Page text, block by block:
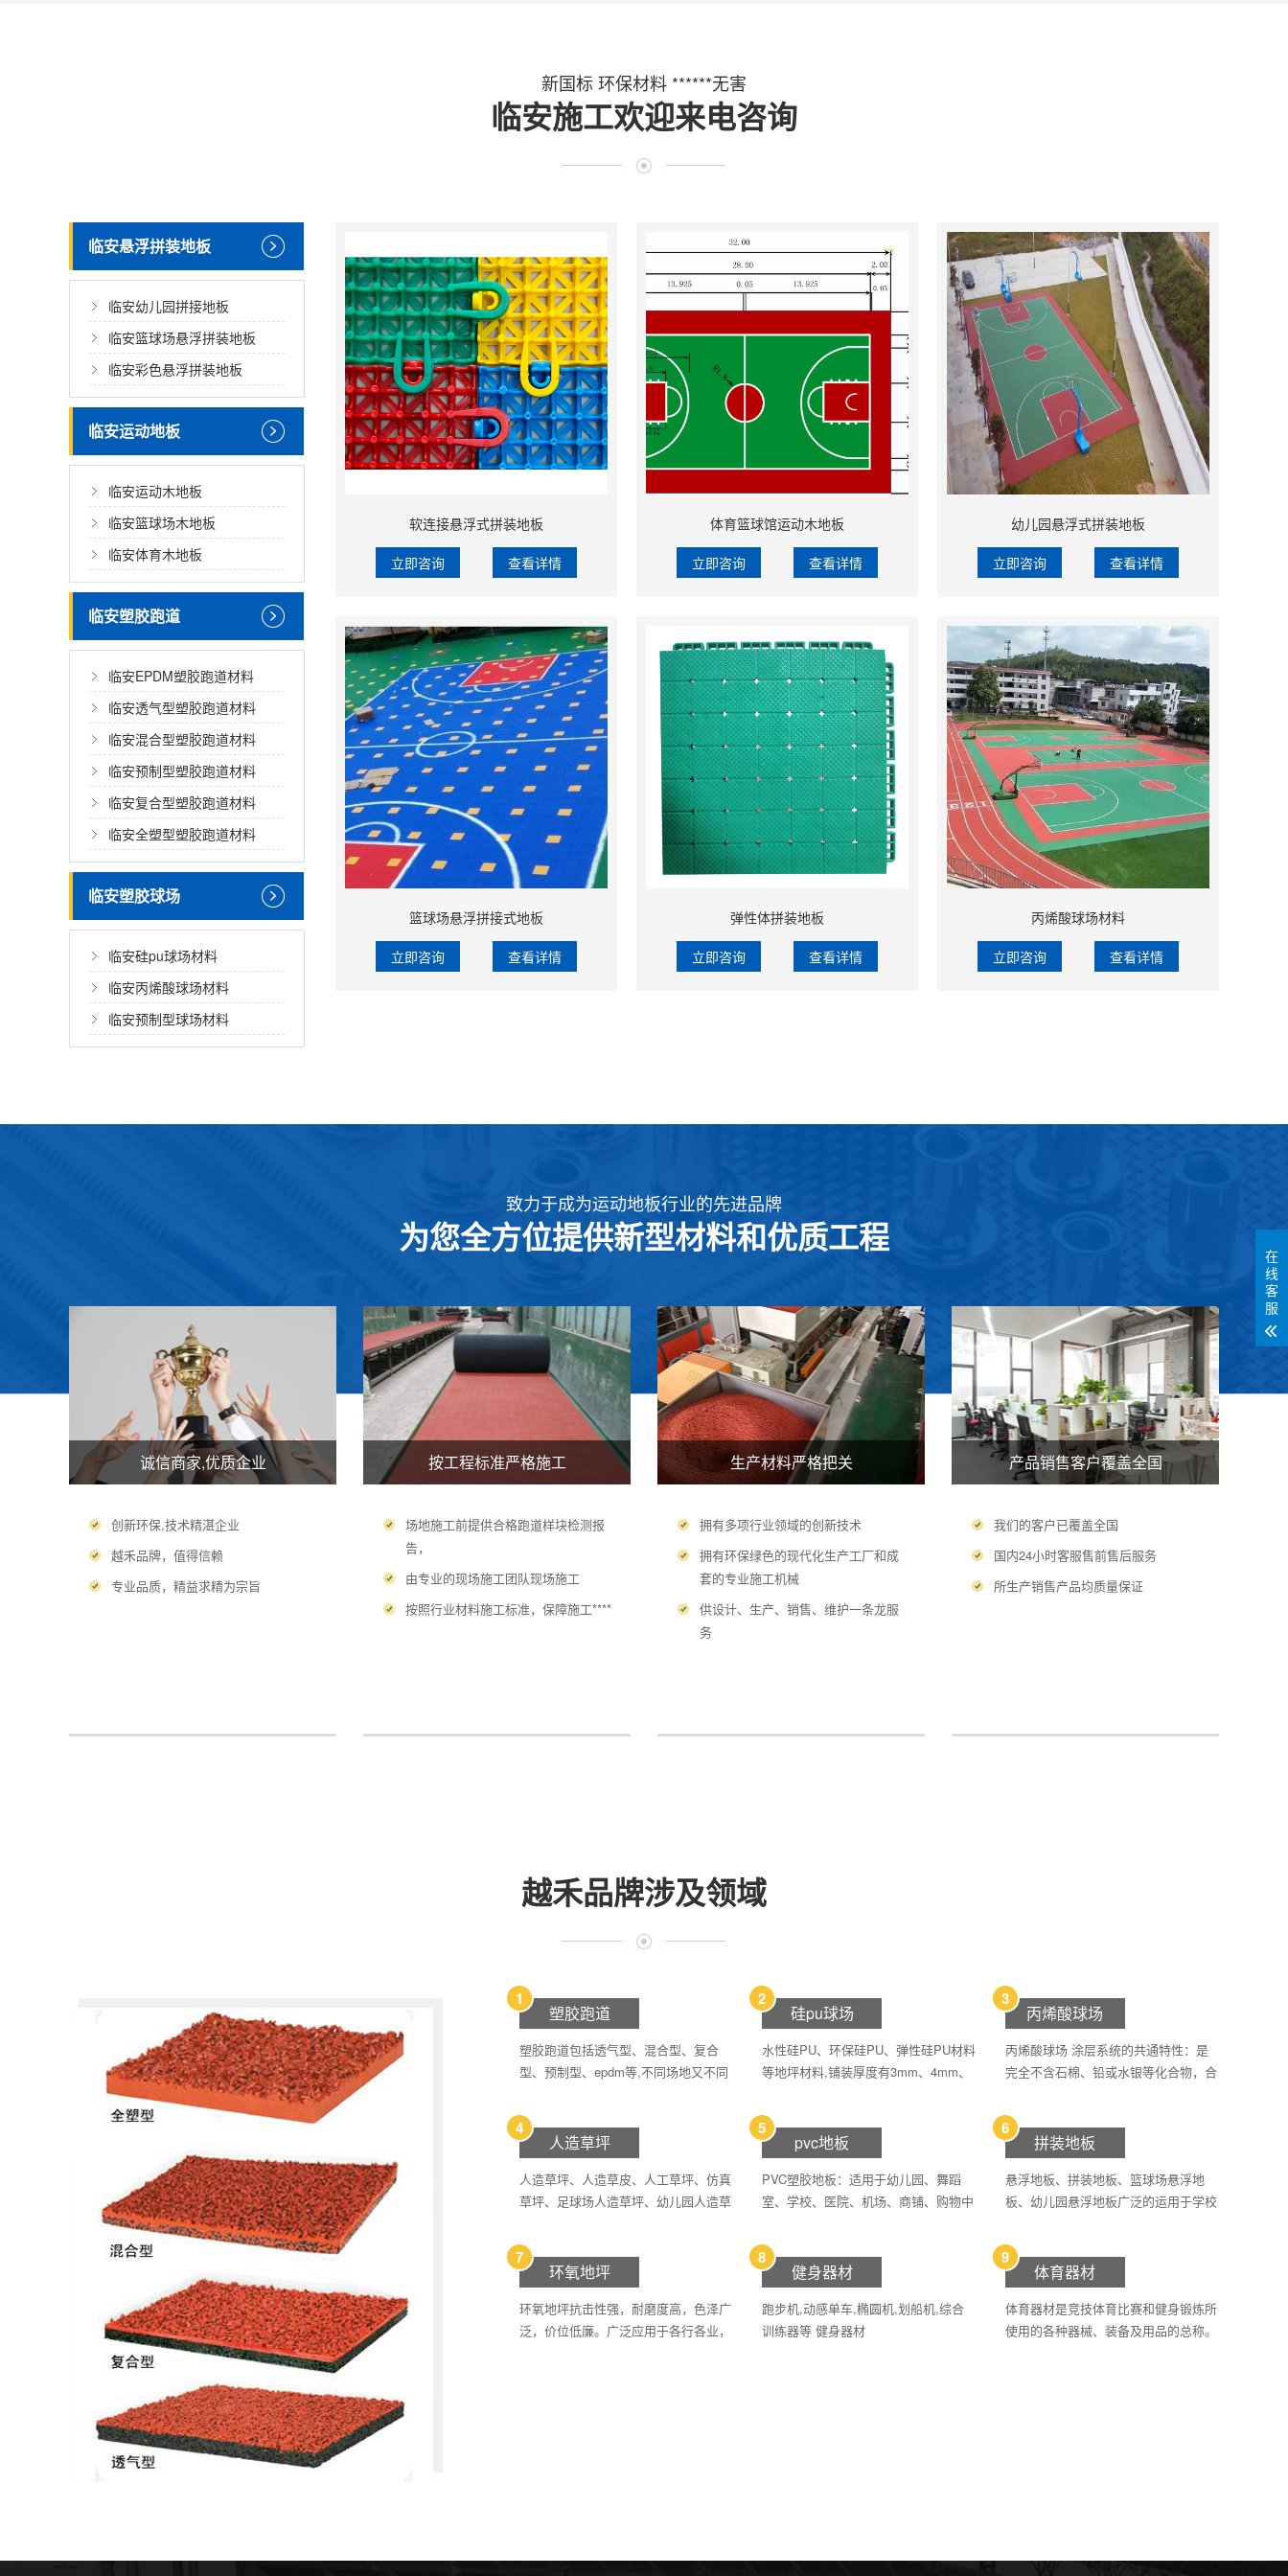
新国标 环保材料 ******无害
临安施工欢迎来电咨询
临安悬浮拼装地板
临安幼儿园拼接地板
临安篮球场悬浮拼装地板
临安彩色悬浮拼装地板
临安运动地板
临安运动木地板
临安篮球场木地板
临安体育木地板
临安塑胶跑道
临安EPDM塑胶跑道材料
临安透气型塑胶跑道材料
临安混合型塑胶跑道材料
临安预制型塑胶跑道材料
临安复合型塑胶跑道材料
临安全塑型塑胶跑道材料
临安塑胶球场
临安硅pu球场材料
临安丙烯酸球场材料
临安预制型球场材料
软连接悬浮式拼装地板
立即咨询 查看详情
体育篮球馆运动木地板
立即咨询 查看详情
幼儿园悬浮式拼装地板
立即咨询 查看详情
篮球场悬浮拼接式地板
立即咨询 查看详情
弹性体拼装地板
立即咨询 查看详情
丙烯酸球场材料
立即咨询 查看详情
致力于成为运动地板行业的先进品牌
为您全方位提供新型材料和优质工程
诚信商家,优质企业
创新环保,技术精湛企业
越禾品牌，值得信赖
专业品质，精益求精为宗旨
按工程标准严格施工
场地施工前提供合格跑道样块检测报
告，
由专业的现场施工团队现场施工
按照行业材料施工标准，保障施工****
生产材料严格把关
拥有多项行业领域的创新技术
拥有环保绿色的现代化生产工厂和成
套的专业施工机械
供设计、生产、销售、维护一条龙服
务
产品销售客户覆盖全国
我们的客户已覆盖全国
国内24小时客服售前售后服务
所生产销售产品均质量保证
越禾品牌涉及领域
塑胶跑道
1
塑胶跑道包括透气型、混合型、复合
型、预制型、epdm等,不同场地又不同
硅pu球场
2
水性硅PU、环保硅PU、弹性硅PU材料
等地坪材料,铺装厚度有3mm、4mm、
丙烯酸球场
3
丙烯酸球场 涂层系统的共通特性：是
完全不含石棉、铅或水银等化合物，合
外光性能，颜色持久深入，不退色，不
脱落。
人造草坪
4
人造草坪、人造草皮、人工草坪、仿真
草坪、足球场人造草坪、幼儿园人造草
pvc地板
5
PVC塑胶地板：适用于幼儿园、舞蹈
室、学校、医院、机场、商铺、购物中
所有运动场所等。
拼装地板
6
悬浮地板、拼装地板、篮球场悬浮地
板、幼儿园悬浮地板广泛的运用于学校
质更是受到广泛好评！
环氧地坪
7
环氧地坪抗击性强，耐磨度高，色泽广
泛，价位低廉。广泛应用于各行各业，
健身器材
8
跑步机,动感单车,椭圆机,划船机,综合
训练器等 健身器材
体育器材
9
体育器材是竞技体育比赛和健身锻炼所
使用的各种器械、装备及用品的总称。
在
线
客
服